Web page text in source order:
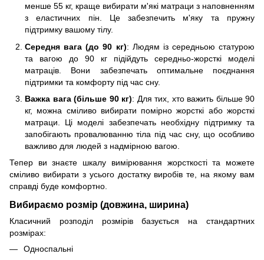
менше 55 кг, краще вибирати м'які матраци з наповненням
з еластичних пін. Це забезпечить м'яку та пружну
підтримку вашому тілу.
Середня вага (до 90 кг): Людям із середньою статурою
та вагою до 90 кг підійдуть середньо-жорсткі моделі
матраців. Вони забезпечать оптимальне поєднання
підтримки та комфорту під час сну.
Важка вага (більше 90 кг): Для тих, хто важить більше 90
кг, можна сміливо вибирати помірно жорсткі або жорсткі
матраци. Ці моделі забезпечать необхідну підтримку та
запобігають провалюванню тіла під час сну, що особливо
важливо для людей з надмірною вагою.
Тепер ви знаєте шкалу вимірювання жорсткості та можете
сміливо вибирати з усього достатку виробів те, на якому вам
справді буде комфортно.
Вибираємо розмір (довжина, ширина)
Класичний розподіл розмірів базується на стандартних
розмірах:
Односпальні